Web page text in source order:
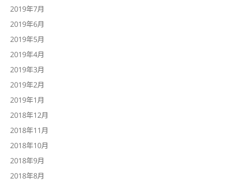
2019年7月
2019年6月
2019年5月
2019年4月
2019年3月
2019年2月
2019年1月
2018年12月
2018年11月
2018年10月
2018年9月
2018年8月